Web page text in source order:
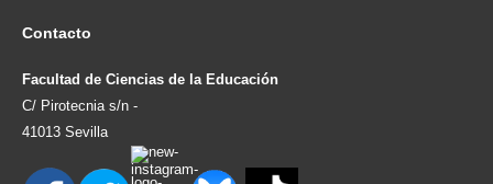
Contacto
Facultad de Ciencias de la Educación
C/ Pirotecnia s/n -
41013 Sevilla